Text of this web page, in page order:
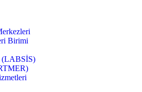
Birimi
(LABSİS)